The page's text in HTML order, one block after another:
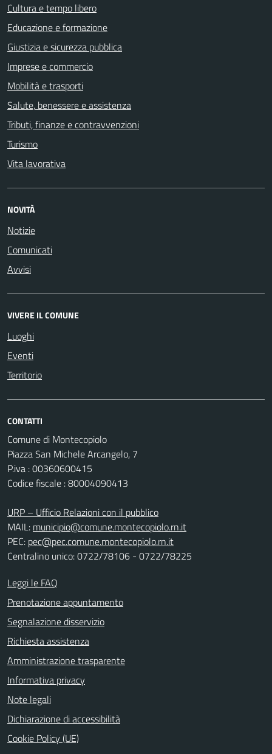
Cultura e tempo libero
Educazione e formazione
Giustizia e sicurezza pubblica
Imprese e commercio
Mobilità e trasporti
Salute, benessere e assistenza
Tributi, finanze e contravvenzioni
Turismo
Vita lavorativa
NOVITÀ
Notizie
Comunicati
Avvisi
VIVERE IL COMUNE
Luoghi
Eventi
Territorio
CONTATTI
Comune di Montecopiolo
Piazza San Michele Arcangelo, 7
P.iva : 00360600415
Codice fiscale : 80004090413
URP – Ufficio Relazioni con il pubblico
MAIL: municipio@comune.montecopiolo.rn.it
PEC: pec@pec.comune.montecopiolo.rn.it
Centralino unico: 0722/78106 - 0722/78225
Leggi le FAQ
Prenotazione appuntamento
Segnalazione disservizio
Richiesta assistenza
Amministrazione trasparente
Informativa privacy
Note legali
Dichiarazione di accessibilità
Cookie Policy (UE)